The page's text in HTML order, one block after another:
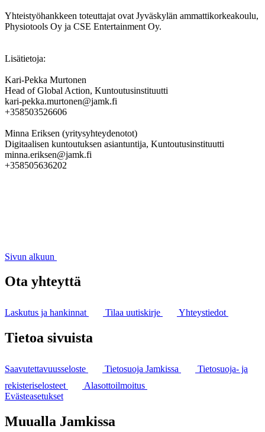
Yhteistyöhankkeen toteuttajat ovat Jyväskylän ammattikorkeakoulu,
Physiotools Oy ja CSE Entertainment Oy.
Lisätietoja:
Kari-Pekka Murtonen
Head of Global Action, Kuntoutusinstituutti
kari-pekka.murtonen@jamk.fi
+358503526606
Minna Eriksen (yritysyhteydenotot)
Digitaalisen kuntoutuksen asiantuntija, Kuntoutusinstituutti
minna.eriksen@jamk.fi
+358505636202
Sivun alkuun
Ota yhteyttä
Laskutus ja hankinnat Tilaa uutiskirje Yhteystiedot
Tietoa sivuista
Saavutettavuusseloste Tietosuoja Jamkissa
Tietosuoja- ja
rekisteriselosteet
Alasottoilmoitus
Evästeasetukset
Muualla Jamkissa